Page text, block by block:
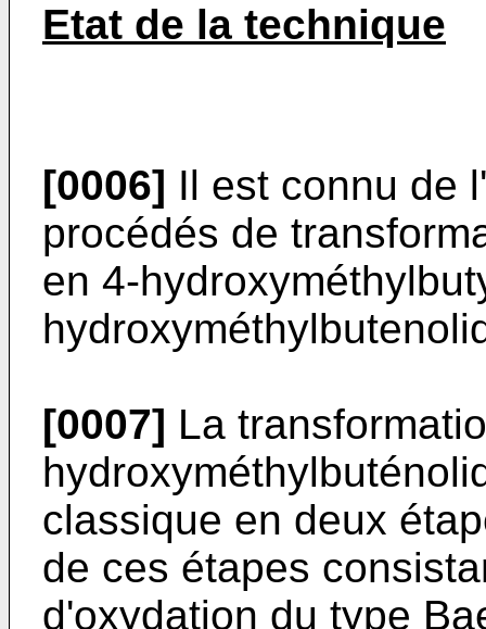
Etat de la technique
[0006] Il est connu de
procédés de
en 4-
[0007] La
classique en deux
de ces étapes
d'oxydation du type